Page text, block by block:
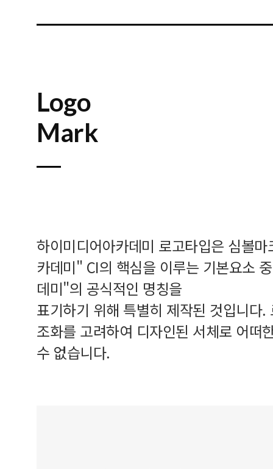
Logo
Mark
하이미디어아카데미 로고타입은 심볼
카데미" CI의 핵심을 이루는 기본요소
데미"의 공식적인 명칭을
표기하기 위해 특별히 제작된 것입니다
조화를 고려하여 디자인된 서체로 어떠
수 없습니다.